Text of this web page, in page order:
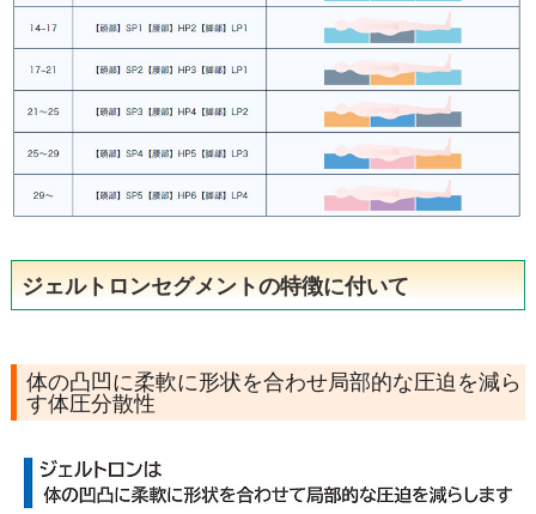
ジェルトロンセグメントの特徴に付いて
体の凸凹に柔軟に形状を合わせ局部的な圧迫を減ら
す体圧分散性